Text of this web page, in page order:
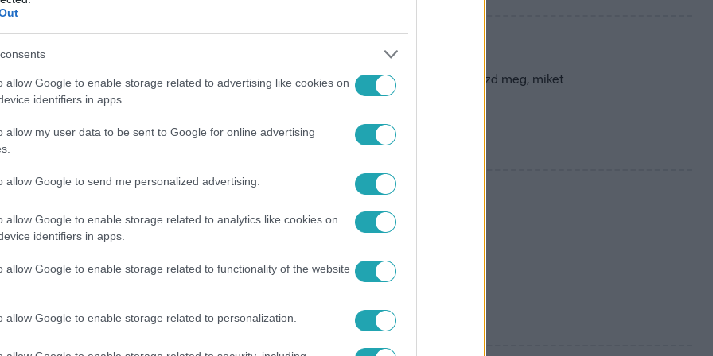
allow Google to enable storage related to advertising like cookies on
identifiers in apps.
allow my user data to be sent to Google for online advertising
allow Google to send me personalized advertising.
allow Google to enable storage related to analytics like cookies on
identifiers in apps.
allow Google to enable storage related to functionality of the website
allow Google to enable storage related to personalization.
tévhitek a foghúzás után: mi az igazság?
foghúzás után a gyors felépülés és a fertőzésmentes gyógyulás érdekében. Nézd meg, miket
Egyetem tanára!
vizeleted színe?
elárul az